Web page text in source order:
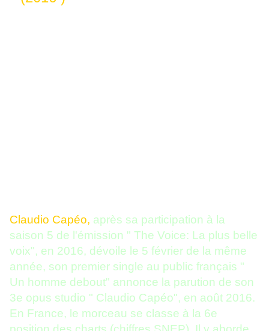
Claudio Capéo, après sa participation à la
saison 5 de l'émission " The Voice: La plus belle
voix", en 2016, dévoile le 5 février de la même
année, son premier single au public français "
Un homme debout" annonce la parution de son
3e opus studio " Claudio Capéo", en août 2016.
En France, le morceau se classe à la 6e